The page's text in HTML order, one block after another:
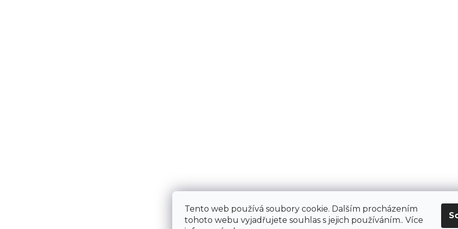
Tento web používá soubory cookie. Dalším procházením
tohoto webu vyjadřujete souhlas s jejich používáním.. Více